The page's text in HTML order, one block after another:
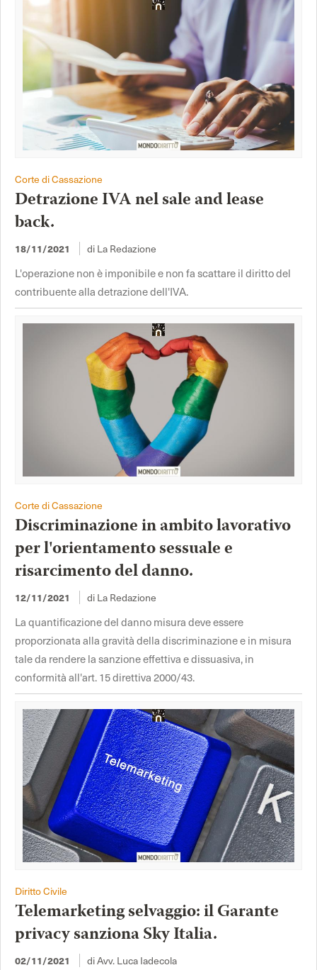
Corte di Cassazione
Detrazione IVA nel sale and lease
back.
18/11/2021 di La Redazione
L'operazione non è imponibile e non fa scattare il diritto del
contribuente alla detrazione dell'IVA.
Corte di Cassazione
Discriminazione in ambito lavorativo
per l'orientamento sessuale e
risarcimento del danno.
12/11/2021 di La Redazione
La quantificazione del danno misura deve essere
proporzionata alla gravità della discriminazione e in misura
tale da rendere la sanzione effettiva e dissuasiva, in
conformità all'art. 15 direttiva 2000/43.
Diritto Civile
Telemarketing selvaggio: il Garante
privacy sanziona Sky Italia.
02/11/2021 di Avv. Luca Iadecola